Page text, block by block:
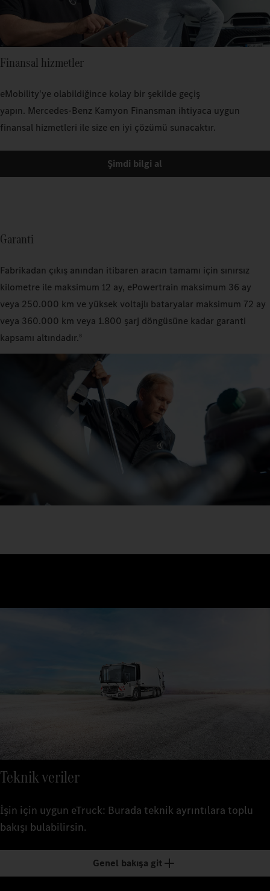
Finansal hizmetler
eMobility'ye olabildiğince kolay bir şekilde geçiş
yapın. Mercedes‑Benz Kamyon Finansman ihtiyaca uygun
finansal hizmetleri ile size en iyi çözümü sunacaktır.
Şimdi bilgi al
Garanti
Fabrikadan çıkış anından itibaren aracın tamamı için sınırsız
kilometre ile maksimum 12 ay, ePowertrain maksimum 36 ay
veya 250.000 km ve yüksek voltajlı bataryalar maksimum 72 ay
veya 360.000 km veya 1.800 şarj döngüsüne kadar garanti
kapsamı altındadır.8
Teknik veriler
İşin için uygun eTruck: Burada teknik ayrıntılara toplu
bakışı bulabilirsin.
Genel bakışa git